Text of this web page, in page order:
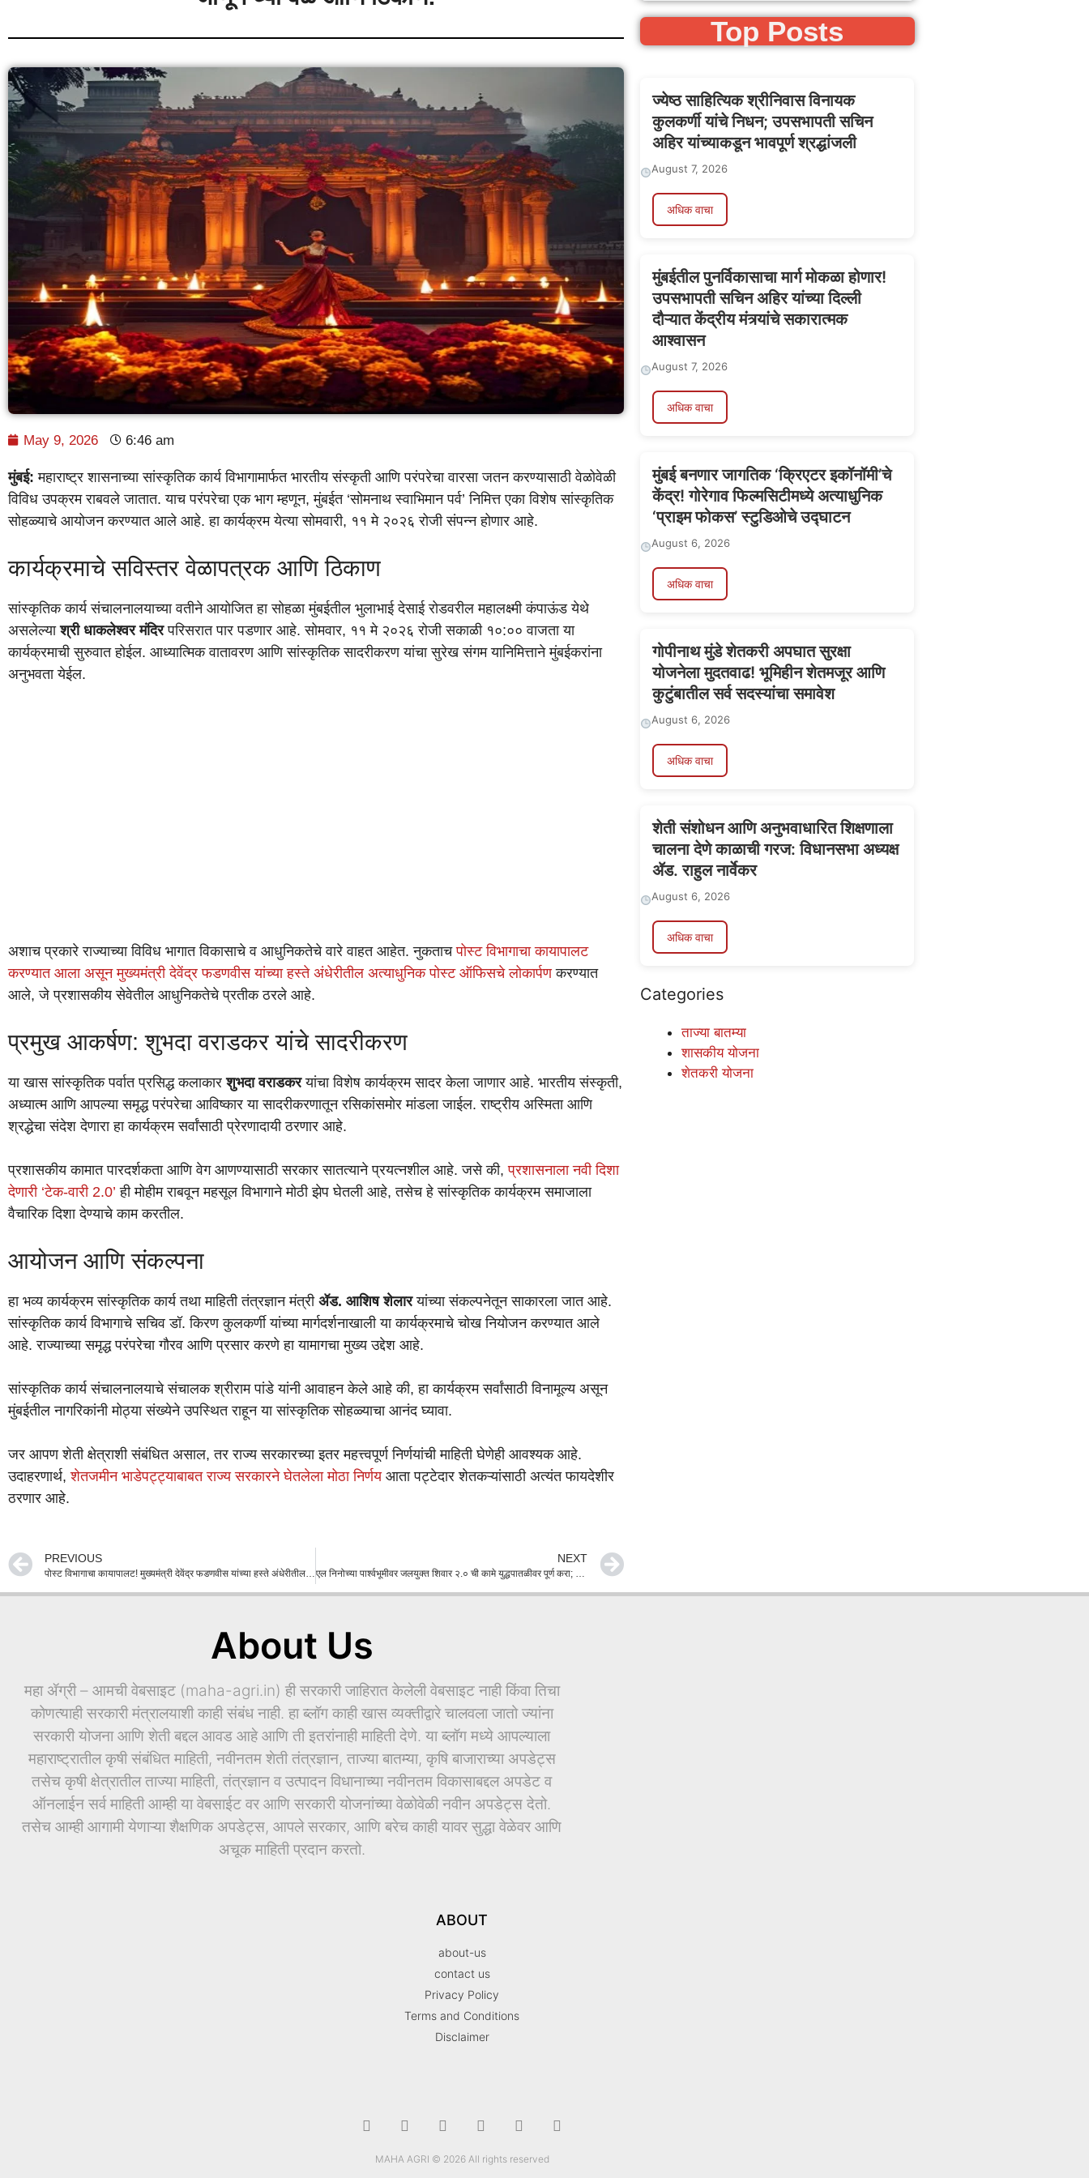
May 9, 2026 6:46 am
मुंबई: महाराष्ट्र शासनाच्या सांस्कृतिक कार्य विभागामार्फत भारतीय संस्कृती आणि परंपरेचा वारसा जतन करण्यासाठी वेळोवेळी
विविध उपक्रम राबवले जातात. याच परंपरेचा एक भाग म्हणून, मुंबईत ‘सोमनाथ स्वाभिमान पर्व’ निमित्त एका विशेष सांस्कृतिक
सोहळ्याचे आयोजन करण्यात आले आहे. हा कार्यक्रम येत्या सोमवारी, ११ मे २०२६ रोजी संपन्न होणार आहे.
कार्यक्रमाचे सविस्तर वेळापत्रक आणि ठिकाण
सांस्कृतिक कार्य संचालनालयाच्या वतीने आयोजित हा सोहळा मुंबईतील भुलाभाई देसाई रोडवरील महालक्ष्मी कंपाऊंड येथे
असलेल्याश्री धाकलेश्वर मंदिरपरिसरात पार पडणार आहे. सोमवार, ११ मे २०२६ रोजी सकाळी १०:०० वाजता या
कार्यक्रमाची सुरुवात होईल. आध्यात्मिक वातावरण आणि सांस्कृतिक सादरीकरण यांचा सुरेख संगम यानिमित्ताने मुंबईकरांना
अनुभवता येईल.
अशाच प्रकारे राज्याच्या विविध भागात विकासाचे व आधुनिकतेचे वारे वाहत आहेत. नुकताचपोस्ट विभागाचा कायापालट
करण्यात आला असून मुख्यमंत्री देवेंद्र फडणवीस यांच्या हस्ते अंधेरीतील अत्याधुनिक पोस्ट ऑफिसचे लोकार्पणकरण्यात
आले, जे प्रशासकीय सेवेतील आधुनिकतेचे प्रतीक ठरले आहे.
प्रमुख आकर्षण: शुभदा वराडकर यांचे सादरीकरण
या खास सांस्कृतिक पर्वात प्रसिद्ध कलाकारशुभदा वराडकरयांचा विशेष कार्यक्रम सादर केला जाणार आहे. भारतीय संस्कृती,
अध्यात्म आणि आपल्या समृद्ध परंपरेचा आविष्कार या सादरीकरणातून रसिकांसमोर मांडला जाईल. राष्ट्रीय अस्मिता आणि
श्रद्धेचा संदेश देणारा हा कार्यक्रम सर्वांसाठी प्रेरणादायी ठरणार आहे.
प्रशासकीय कामात पारदर्शकता आणि वेग आणण्यासाठी सरकार सातत्याने प्रयत्नशील आहे. जसे की,प्रशासनाला नवी दिशा
देणारी ‘टेक-वारी 2.0’ ही मोहीम राबवून महसूल विभागाने मोठी झेप घेतली आहे, तसेच हे सांस्कृतिक कार्यक्रम समाजाला
वैचारिक दिशा देण्याचे काम करतील.
आयोजन आणि संकल्पना
हा भव्य कार्यक्रम सांस्कृतिक कार्य तथा माहिती तंत्रज्ञान मंत्री ॲड. आशिष शेलारयांच्या संकल्पनेतून साकारला जात आहे.
सांस्कृतिक कार्य विभागाचे सचिव डॉ. किरण कुलकर्णी यांच्या मार्गदर्शनाखाली या कार्यक्रमाचे चोख नियोजन करण्यात आले
आहे. राज्याच्या समृद्ध परंपरेचा गौरव आणि प्रसार करणे हा यामागचा मुख्य उद्देश आहे.
सांस्कृतिक कार्य संचालनालयाचे संचालक श्रीराम पांडे यांनी आवाहन केले आहे की, हा कार्यक्रम सर्वांसाठी विनामूल्य असून
मुंबईतील नागरिकांनी मोठ्या संख्येने उपस्थित राहून या सांस्कृतिक सोहळ्याचा आनंद घ्यावा.
जर आपण शेती क्षेत्राशी संबंधित असाल, तर राज्य सरकारच्या इतर महत्त्वपूर्ण निर्णयांची माहिती घेणेही आवश्यक आहे.
उदाहरणार्थ,शेतजमीन भाडेपट्ट्याबाबत राज्य सरकारने घेतलेला मोठा निर्णयआता पट्टेदार शेतकऱ्यांसाठी अत्यंत फायदेशीर
ठरणार आहे.
PREVIOUS NEXT
Top Posts
ज्येष्ठ साहित्यिक श्रीनिवास विनायक
कुलकर्णी यांचे निधन; उपसभापती सचिन
अहिर यांच्याकडून भावपूर्ण श्रद्धांजली
August 7, 2026
अधिक वाचा
मुंबईतील पुनर्विकासाचा मार्ग मोकळा होणार!
उपसभापती सचिन अहिर यांच्या दिल्ली
दौऱ्यात केंद्रीय मंत्र्यांचे सकारात्मक
आश्वासन
August 7, 2026
अधिक वाचा
मुंबई बनणार जागतिक ‘क्रिएटर इकॉनॉमी’चे
केंद्र! गोरेगाव फिल्मसिटीमध्ये अत्याधुनिक
‘प्राइम फोकस’ स्टुडिओचे उद्घाटन
August 6, 2026
अधिक वाचा
गोपीनाथ मुंडे शेतकरी अपघात सुरक्षा
योजनेला मुदतवाढ! भूमिहीन शेतमजूर आणि
कुटुंबातील सर्व सदस्यांचा समावेश
August 6, 2026
अधिक वाचा
शेती संशोधन आणि अनुभवाधारित शिक्षणाला
चालना देणे काळाची गरज: विधानसभा अध्यक्ष
ॲड. राहुल नार्वेकर
August 6, 2026
अधिक वाचा
Categories
ताज्या बातम्या
शासकीय योजना
शेतकरी योजना
About Us
महा ॲग्री – आमची वेबसाइट (maha-agri.in) ही सरकारी जाहिरात केलेली वेबसाइट नाही किंवा तिचा
कोणत्याही सरकारी मंत्रालयाशी काही संबंध नाही. हा ब्लॉग काही खास व्यक्तीद्वारे चालवला जातो ज्यांना
सरकारी योजना आणि शेती बद्दल आवड आहे आणि ती इतरांनाही माहिती देणे. या ब्लॉग मध्ये आपल्याला
महाराष्ट्रातील कृषी संबंधित माहिती, नवीनतम शेती तंत्रज्ञान, ताज्या बातम्या, कृषि बाजाराच्या अपडेट्स
तसेच कृषी क्षेत्रातील ताज्या माहिती, तंत्रज्ञान व उत्पादन विधानाच्या नवीनतम विकासाबद्दल अपडेट व
ऑनलाईन सर्व माहिती आम्ही या वेबसाईट वर आणि सरकारी योजनांच्या वेळोवेळी नवीन अपडेट्स देतो.
तसेच आम्ही आगामी येणाऱ्या शैक्षणिक अपडेट्स, आपले सरकार, आणि बरेच काही यावर सुद्धा वेळेवर आणि
अचूक माहिती प्रदान करतो.
ABOUT
about-us
contact us
Privacy Policy
Terms and Conditions
Disclaimer
MAHA AGRI © 2026 All rights reserved